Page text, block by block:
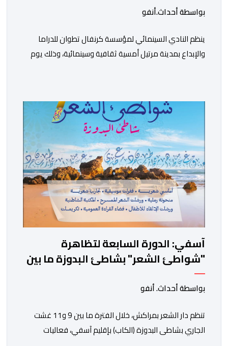
بواسطة أحداث.أنفو
ينظم النادي السينمائي لمؤسسة كرنفال تطوان للدراما
والإبداع بمدينة مرتيل أمسية ثقافية وسينمائية، وذلك يوم
الشراكة المبرمة بين الجامعة الوطنية للأندية السينمائية
بالمغرب ووزارة الشباب والثقافة والتواصل – قطاع الثقافة،
وتنزيلا لبرنامجها الرامي إلى تعزيز الثقافة السينمائية […]
آسفي: الدورة السابعة لتظاهرة
"شواطئ الشعر" بشاطئ البدوزة ما بين
9 و11 غشت
بواسطة أحداث. أنفو
تنظم دار الشعر بمراكش، خلال الفترة ما بين 9 و11 غشت
الجاري بشاطى البدوزة (الكاب) بإقليم آسفي، فعاليات